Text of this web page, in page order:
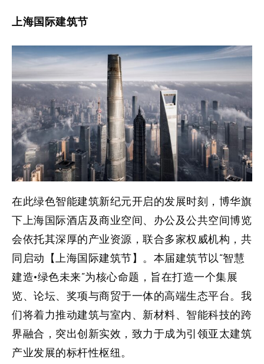
上海国际建筑节
在此绿色智能建筑新纪元开启的发展时刻，博华旗
下上海国际酒店及商业空间、办公及公共空间博览
会依托其深厚的产业资源，联合多家权威机构，共
同启动【上海国际建筑节】。本届建筑节以“智慧
建造·绿色未来”为核心命题，旨在打造一个集展
览、论坛、奖项与商贸于一体的高端生态平台。我
们将着力推动建筑与室内、新材料、智能科技的跨
界融合，突出创新实效，致力于成为引领亚太建筑
产业发展的标杆性枢纽。